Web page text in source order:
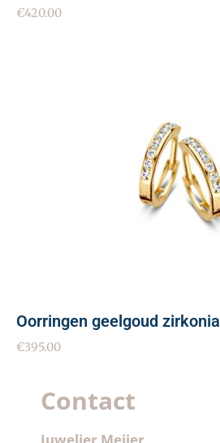
€420.00
Oorringen geelgoud zirkonia
€395.00
Contact
Juwelier Meijer